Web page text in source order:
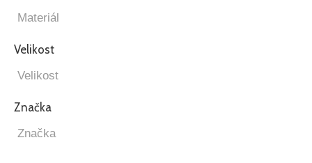
Velikost
Značka